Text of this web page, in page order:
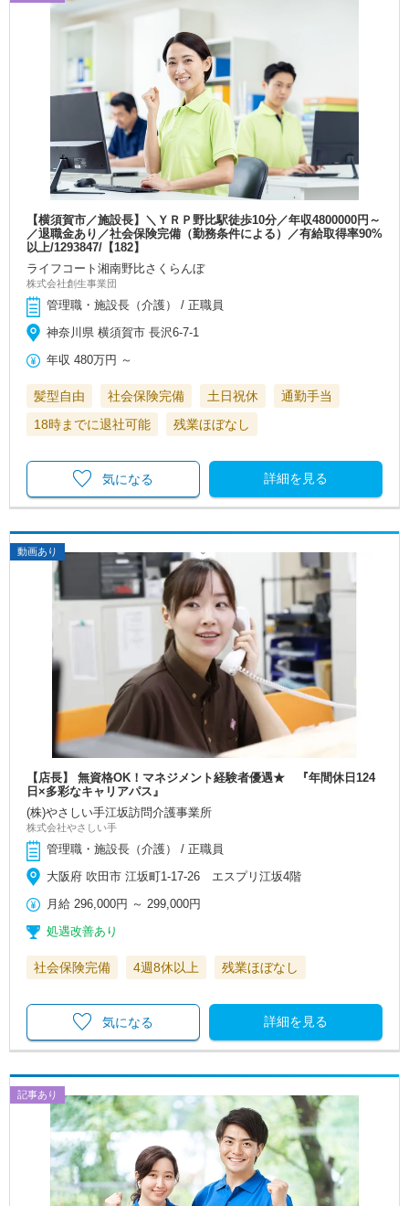
【横須賀市／施設長】＼ＹＲＰ野比駅徒歩10分／年収4800000円～
／退職金あり／社会保険完備（勤務条件による）／有給取得率90%
以上/1293847/【182】
ライフコート湘南野比さくらんぼ
株式会社創生事業団
管理職・施設長（介護） / 正職員
神奈川県 横須賀市 長沢6-7-1
年収 480万円 ～
髪型自由 社会保険完備 土日祝休
通勤手当
18時までに退社可能
残業ほぼなし
詳細を見る
気になる
動画あり
【店長】 無資格OK！マネジメント経験者優遇★ 『年間休日124
日×多彩なキャリアパス』
(株)やさしい手江坂訪問介護事業所
株式会社やさしい手
管理職・施設長（介護） / 正職員
大阪府 吹田市 江坂町1-17-26 エスプリ江坂4階
月給 296,000円 ～299,000円
処遇改善あり
社会保険完備 4週8休以上 残業ほぼなし
詳細を見る
気になる
記事あり